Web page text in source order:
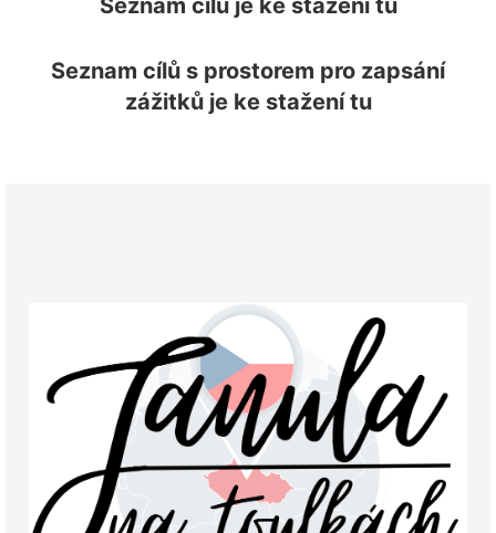
Seznam cílů s prostorem pro zapsání
zážitků je ke stažení tu